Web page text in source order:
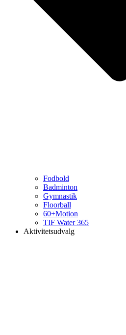
Fodbold
Badminton
Gymnastik
Floorball
60+Motion
TIF Water 365
Aktivitetsudvalg